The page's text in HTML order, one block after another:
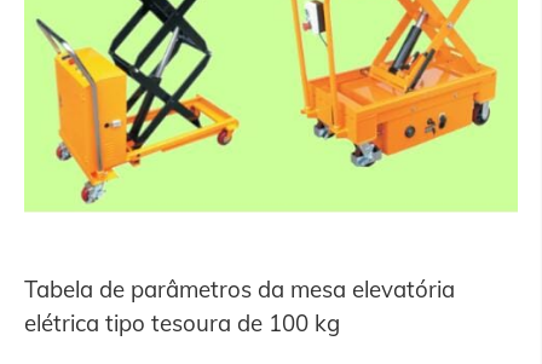
Tabela de parâmetros da mesa elevatória
elétrica tipo tesoura de 100 kg